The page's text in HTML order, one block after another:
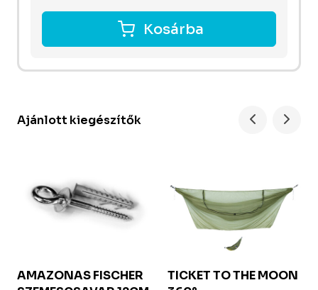
Kosárba
Ajánlott kiegészítők
AMAZONAS FISCHER
TICKET TO THE MOON